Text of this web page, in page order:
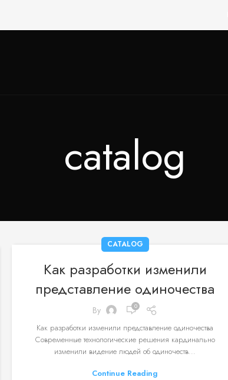
catalog
CATALOG
Как разработки изменили
представление одиночества
By 0
Как разработки изменили представление одиночества
Современные технологические решения кардинально
изменили видение людей об одиночеств...
Continue Reading